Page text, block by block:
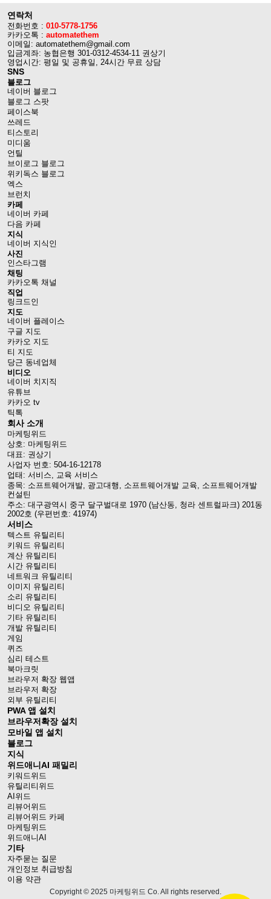
연락처
전화번호 : 010-5778-1756
카카오톡 : automatethem
이메일: automatethem@gmail.com
입금계좌: 농협은행 301-0312-4534-11 권상기
영업시간: 평일 및 공휴일, 24시간 무료 상담
SNS
블로그
네이버 블로그
블로그 스팟
페이스북
쓰레드
티스토리
미디움
언틸
브이로그 블로그
위키독스 블로그
엑스
브런치
카페
네이버 카페
다음 카페
지식
네이버 지식인
사진
인스타그램
채팅
카카오톡 채널
직업
링크드인
지도
네이버 플레이스
구글 지도
카카오 지도
티 지도
당근 동네업체
비디오
네이버 치지직
유튜브
카카오 tv
틱톡
회사 소개
마케팅위드
상호: 마케팅위드
대표: 권상기
사업자 번호: 504-16-12178
업태: 서비스, 교육 서비스
종목: 소프트웨어개발, 광고대행, 소프트웨어개발 교육, 소프트웨어개발
컨설틴
주소: 대구광역시 중구 달구벌대로 1970 (남산동, 청라 센트럴파크) 201동
2002호 (우편번호: 41974)
서비스
텍스트 유틸리티
키워드 유틸리티
계산 유틸리티
시간 유틸리티
네트워크 유틸리티
이미지 유틸리티
소리 유틸리티
비디오 유틸리티
기타 유틸리티
개발 유틸리티
게임
퀴즈
심리 테스트
북마크릿
브라우저 확장 웹앱
브라우저 확장
외부 유틸리티
PWA 앱 설치
브라우저확장 설치
모바일 앱 설치
블로그
지식
위드애니AI 패밀리
키워드위드
유틸리티위드
AI위드
리뷰어위드
리뷰어위드 카페
마케팅위드
위드애니AI
기타
자주묻는 질문
개인정보 취급방침
이용 약관
Copyright © 2025 마케팅위드 Co. All rights reserved.